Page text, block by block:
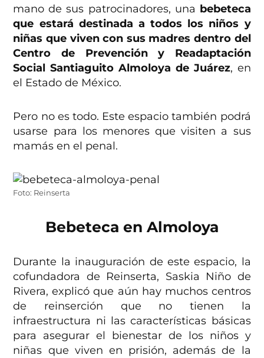
mano de sus patrocinadores, una bebeteca
que estará destinada a todos los niños y
niñas que viven con sus madres dentro del
Centro de Prevención y Readaptación
Social Santiaguito Almoloya de Juárez, en
el Estado de México.
Pero no es todo. Este espacio también podrá
usarse para los menores que visiten a sus
mamás en el penal.
Foto: Reinserta
Bebeteca en Almoloya
Durante la inauguración de este espacio, la
cofundadora de Reinserta, Saskia Niño de
Rivera, explicó que aún hay muchos centros
de reinserción que no tienen la
infraestructura ni las características básicas
para asegurar el bienestar de los niños y
niñas que viven en prisión, además de la